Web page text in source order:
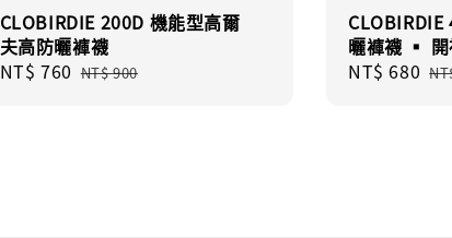
CLOBIRDIE 200D 機能型高爾
夫高防曬褲襪
Sale
NT$ 760 Regular
NT$ 900
CLOBIRDIE
曬褲襪 ▪︎ 開
Sale
NT$ 680